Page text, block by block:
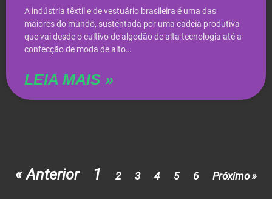
A indústria têxtil e de vestuário brasileira é uma das
maiores do mundo, sustentada por uma cadeia produtiva
que vai desde o cultivo de algodão de alta tecnologia até a
confecção de moda de alto…
LEIA MAIS »
« Anterior 1 2 3 4 5 6 Próximo »